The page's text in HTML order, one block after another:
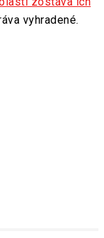
vyhradené.